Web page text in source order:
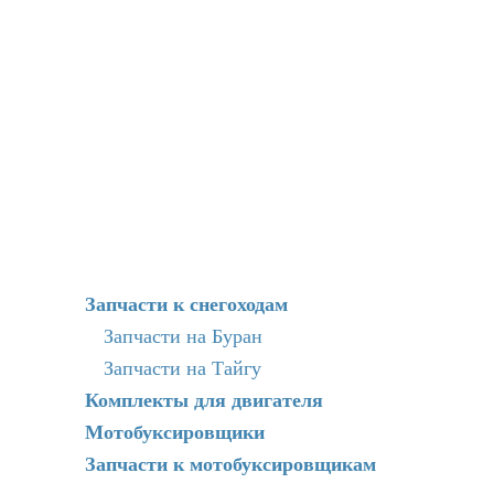
Запчасти к снегоходам
Запчасти на Буран
Запчасти на Тайгу
Комплекты для двигателя
Мотобуксировщики
Запчасти к мотобуксировщикам